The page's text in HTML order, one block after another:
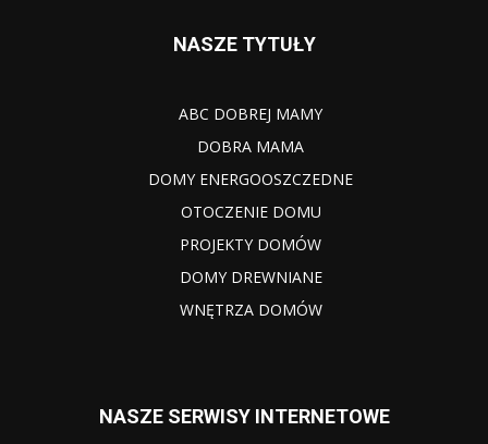
NASZE TYTUŁY
ABC DOBREJ MAMY
DOBRA MAMA
DOMY ENERGOOSZCZEDNE
OTOCZENIE DOMU
PROJEKTY DOMÓW
DOMY DREWNIANE
WNĘTRZA DOMÓW
NASZE SERWISY INTERNETOWE